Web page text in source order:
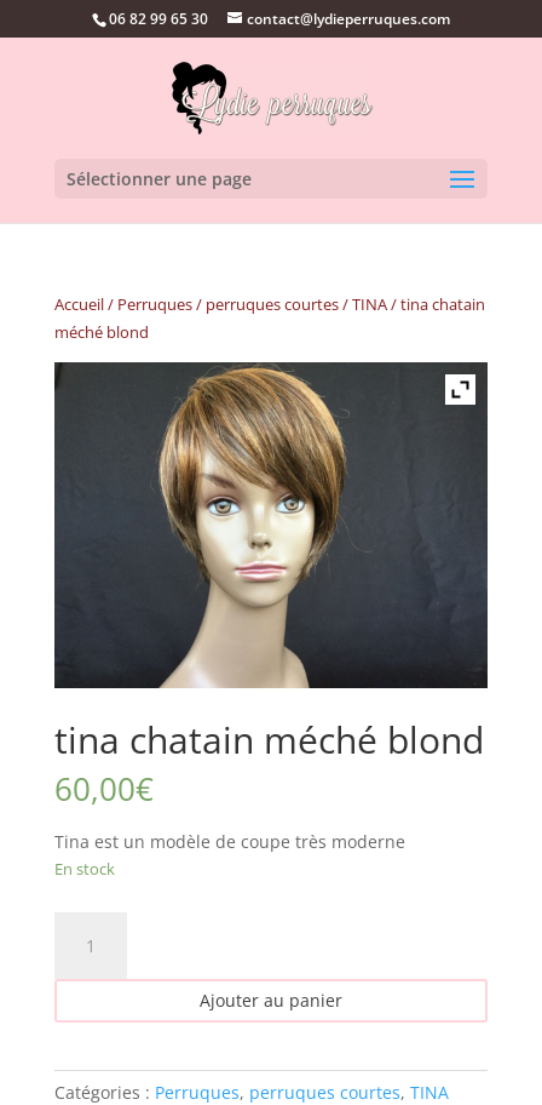
06 82 99 65 30 contact@lydieperruques.com
Sélectionner une page
Accueil/ Perruques/ perruques courtes/TINA/ tina chatain
méché blond
tina chatain méché blond
60,00€
Tina est un modèle de coupe très moderne
En stock
tina
blond
Ajouter au panier
Catégories : Perruques, perruques courtes, TINA